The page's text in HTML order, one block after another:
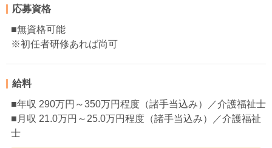
応募資格
■無資格可能
※初任者研修あれば尚可
給料
■年収 290万円～350万円程度（諸手当込み）／介護福祉士
■月収 21.0万円～25.0万円程度（諸手当込み）／介護福祉
士